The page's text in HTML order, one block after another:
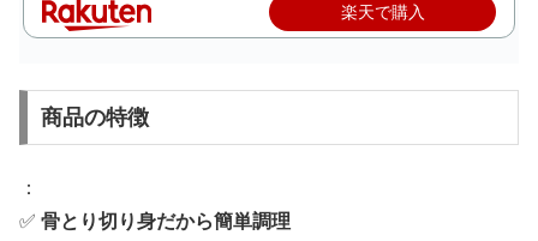
楽天で購入
商品の特徴
：
✅ 骨とり切り身だから簡単調理